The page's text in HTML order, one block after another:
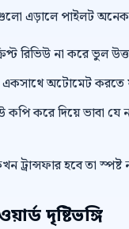
এড়ালে পাইলট অনেক
রিভিউ না করে ভুল
অটোমেট করতে
করে দিয়ে ভাবা যে
ট্রান্সফার হবে তা স্পষ্ট
দৃষ্টিভঙ্গি